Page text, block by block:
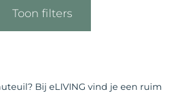
Toon filters
Bij eLIVING vind je een ruim